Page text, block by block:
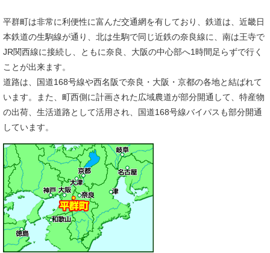
平群町は非常に利便性に富んだ交通網を有しており、鉄道は、近畿日
本鉄道の生駒線が通り、北は生駒で同じ近鉄の奈良線に、南は王寺で
JR関西線に接続し、ともに奈良、大阪の中心部へ1時間足らずで行く
ことが出来ます。
道路は、国道168号線や西名阪で奈良・大阪・京都の各地と結ばれて
います。また、町西側に計画された広域農道が部分開通して、特産物
の出荷、生活道路として活用され、国道168号線バイパスも部分開通
しています。